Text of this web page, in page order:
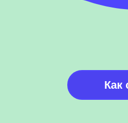
Как